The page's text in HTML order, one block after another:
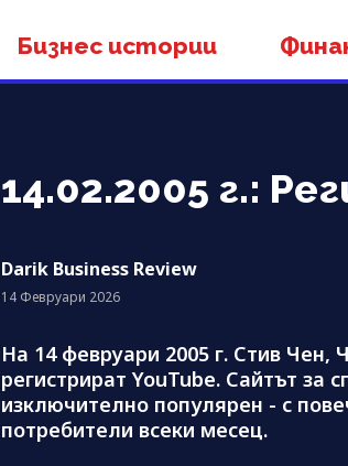
Бизнес истории
14.02.2005 г.:
Darik Business Review
14 Февруари 2026
На 14 февруари 2005 г. Стив
регистрират YouTube. Сайтът за
изключително популярен - с
потребители всеки месец.